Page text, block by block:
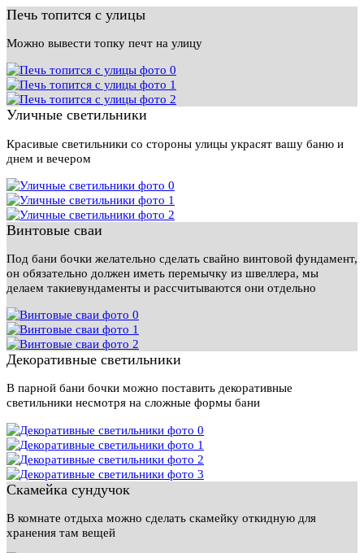
Печь топится с улицы
Можно вывести топку печт на улицу
Уличные светильники
Красивые светильники со стороны улицы украсят вашу баню и
днем и вечером
Винтовые сваи
Под бани бочки желательно сделать свайно винтовой фундамент,
он обязательно должен иметь перемычку из швеллера, мы
делаем такиевундаменты и рассчитываются они отдельно
Декоративные светильники
В парной бани бочки можно поставить декоративные
светильники несмотря на сложные формы бани
Скамейка сундучок
В комнате отдыха можно сделать скамейку откидную для
хранения там вещей